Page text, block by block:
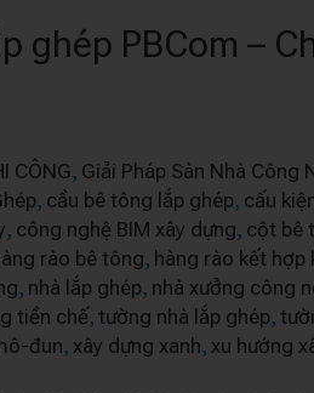
ghép PBCom –
CÔNG, Giải Pháp Sàn Nhà Công
, cầu bê tông lắp ghép, cấu
, công nghệ BIM xây dựng, cột bê
rào bê tông, hàng rào kết hợp
, nhà lắp ghép, nhà xưởng công
tiền chế, tường nhà lắp ghép,
đun, xây dựng xanh, xu hướng